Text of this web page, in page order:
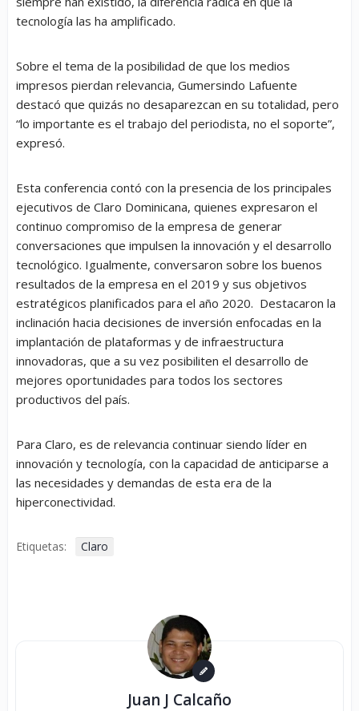
tecnología las ha amplificado.
Sobre el tema de la posibilidad de que los medios
impresos pierdan relevancia, Gumersindo Lafuente
destacó que quizás no desaparezcan en su totalidad, pero
“lo importante es el trabajo del periodista, no el soporte”,
expresó.
Esta conferencia contó con la presencia de los principales
ejecutivos de Claro Dominicana, quienes expresaron el
continuo compromiso de la empresa de generar
conversaciones que impulsen la innovación y el desarrollo
tecnológico. Igualmente, conversaron sobre los buenos
resultados de la empresa en el 2019 y sus objetivos
estratégicos planificados para el año 2020. Destacaron la
inclinación hacia decisiones de inversión enfocadas en la
implantación de plataformas y de infraestructura
innovadoras, que a su vez posibiliten el desarrollo de
mejores oportunidades para todos los sectores
productivos del país.
Para Claro, es de relevancia continuar siendo líder en
innovación y tecnología, con la capacidad de anticiparse a
las necesidades y demandas de esta era de la
hiperconectividad.
Etiquetas: Claro
Juan J Calcaño